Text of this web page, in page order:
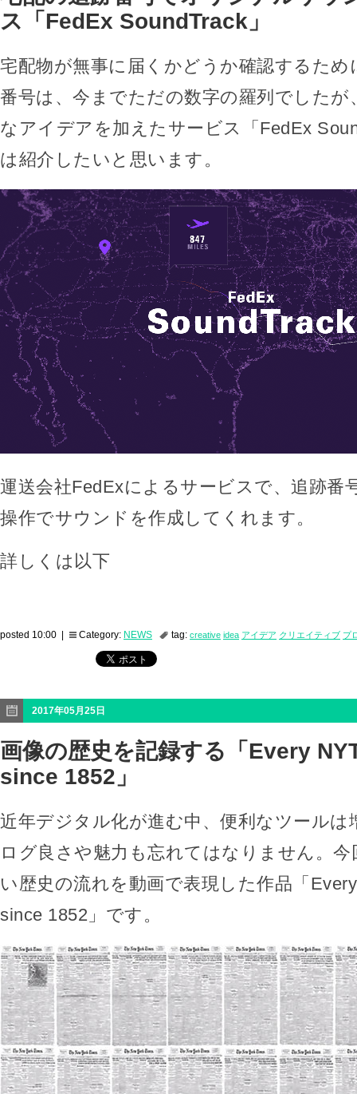
ス「FedEx SoundTrack」
宅配物が無事に届くかどうか確認するため
番号は、今までただの数字の羅列でした
なアイデアを加えたサービス「FedEx
は紹介したいと思います。
運送会社FedExによるサービスで、追跡番
操作でサウンドを作成してくれます。
詳しくは以下
posted 10:00 | Category: NEWS tag: creative idea アイデア クリエイティブ プ
2017年05月25日
画像の歴史を記録する「Every
since 1852」
近年デジタル化が進む中、便利なツール
ログ良さや魅力も忘れてはなりません。
い歴史の流れを動画で表現した作品「
since 1852」です。